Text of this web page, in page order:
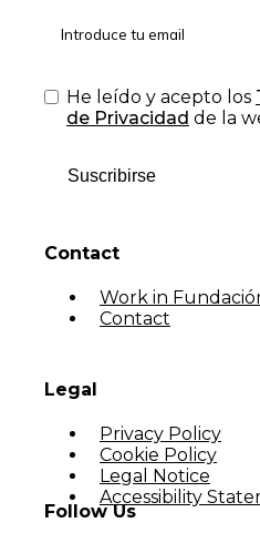
He leído y acepto los
de Privacidad de la
Suscribirse
Contact
Work in
Contact
Legal
Privacy Policy
Cookie Policy
Legal Notice
Accessibility
Follow Us